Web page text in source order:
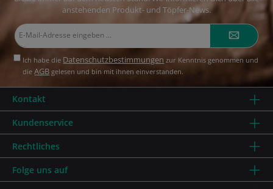
anstehenden Produkt- und Töpfer-News.
Ich habe die Datenschutzbestimmungen zur Kenntnis genommen und
dieAGB gelesen und bin mit ihnen einverstanden.
Kundenservice
Rechtliches
Kontakt
Folge uns auf